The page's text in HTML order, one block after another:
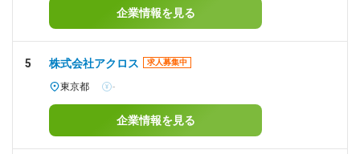
企業情報を見る
5 株式会社アクロス 求人募集中
東京都 -
企業情報を見る